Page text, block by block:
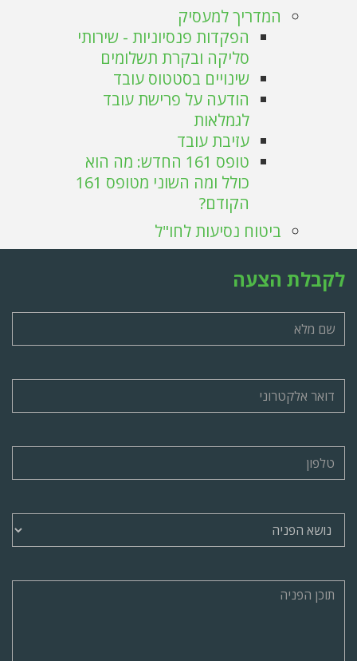
המדריך למעסיק
הפקדות פנסיוניות - שירותי
סליקה ובקרת תשלומים
שינויים בסטטוס עובד
הודעה על פרישת עובד
לגמלאות
עזיבת עובד
טופס 161 החדש: מה הוא
כולל ומה השוני מטופס 161
הקודם?
ביטוח נסיעות לחו"ל
לקבלת הצעה